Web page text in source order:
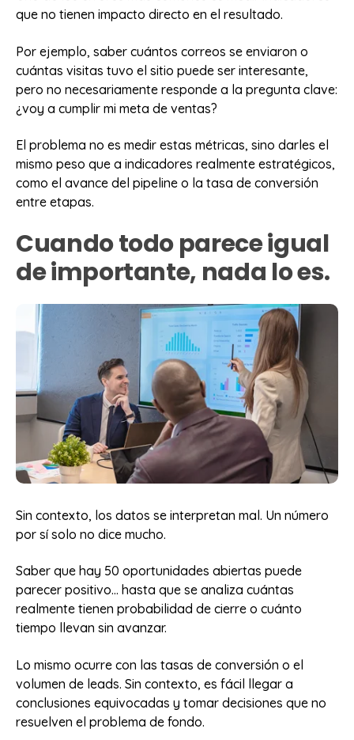
que no tienen impacto directo en el resultado.
Por ejemplo, saber cuántos correos se enviaron o
cuántas visitas tuvo el sitio puede ser interesante,
pero no necesariamente responde a la pregunta clave:
¿voy a cumplir mi meta de ventas?
El problema no es medir estas métricas, sino darles el
mismo peso que a indicadores realmente estratégicos,
como el avance del pipeline o la tasa de conversión
entre etapas.
Cuando todo parece igual
de importante, nada lo es.
Sin contexto, los datos se interpretan mal. Un número
por sí solo no dice mucho.
Saber que hay 50 oportunidades abiertas puede
parecer positivo… hasta que se analiza cuántas
realmente tienen probabilidad de cierre o cuánto
tiempo llevan sin avanzar.
Lo mismo ocurre con las tasas de conversión o el
volumen de leads. Sin contexto, es fácil llegar a
conclusiones equivocadas y tomar decisiones que no
resuelven el problema de fondo.